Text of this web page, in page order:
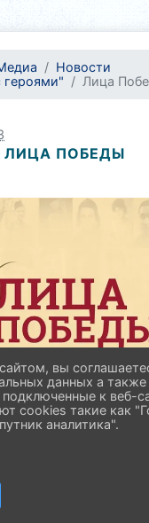
Новости
героями"
Лица
ЛИЦА ПОБЕДЫ
«Лица Победы»,
сохранение
вы
данных а
к веб-
cookies такие как
аналитика".